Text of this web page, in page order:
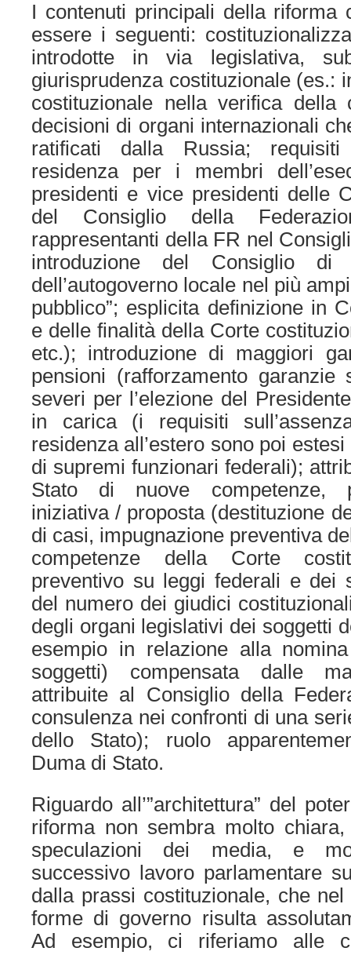
I contenuti principali della riforma
essere i seguenti:
introdotte in via legislativa,
giurisprudenza costituzionale (es.:
costituzionale nella verifica della
decisioni di organi internazionali
ratificati dalla Russia;
residenza per i membri
presidenti e vice presidenti delle
del Consiglio della
rappresentanti della FR nel
introduzione del Consiglio di
dell’autogoverno locale nel più
pubblico”; esplicita definizione in
e delle finalità della Corte
etc.); introduzione di maggiori
pensioni (rafforzamento garanzie
severi per l’elezione del
in carica (i requisiti
residenza all’estero sono poi
di supremi funzionari federali);
Stato di nuove competenze,
iniziativa / proposta (destituzione
di casi, impugnazione preventiva
competenze della Corte
preventivo su leggi federali e dei
del numero dei giudici
degli organi legislativi dei soggetti
esempio in relazione alla
soggetti) compensata dalle
attribuite al Consiglio della
consulenza nei confronti di una
dello Stato); ruolo
Duma di Stato.
Riguardo all’”architettura” del
riforma non sembra molto
speculazioni dei media, e
successivo lavoro parlamentare
dalla prassi costituzionale, che
forme di governo risulta
Ad esempio, ci riferiamo alle